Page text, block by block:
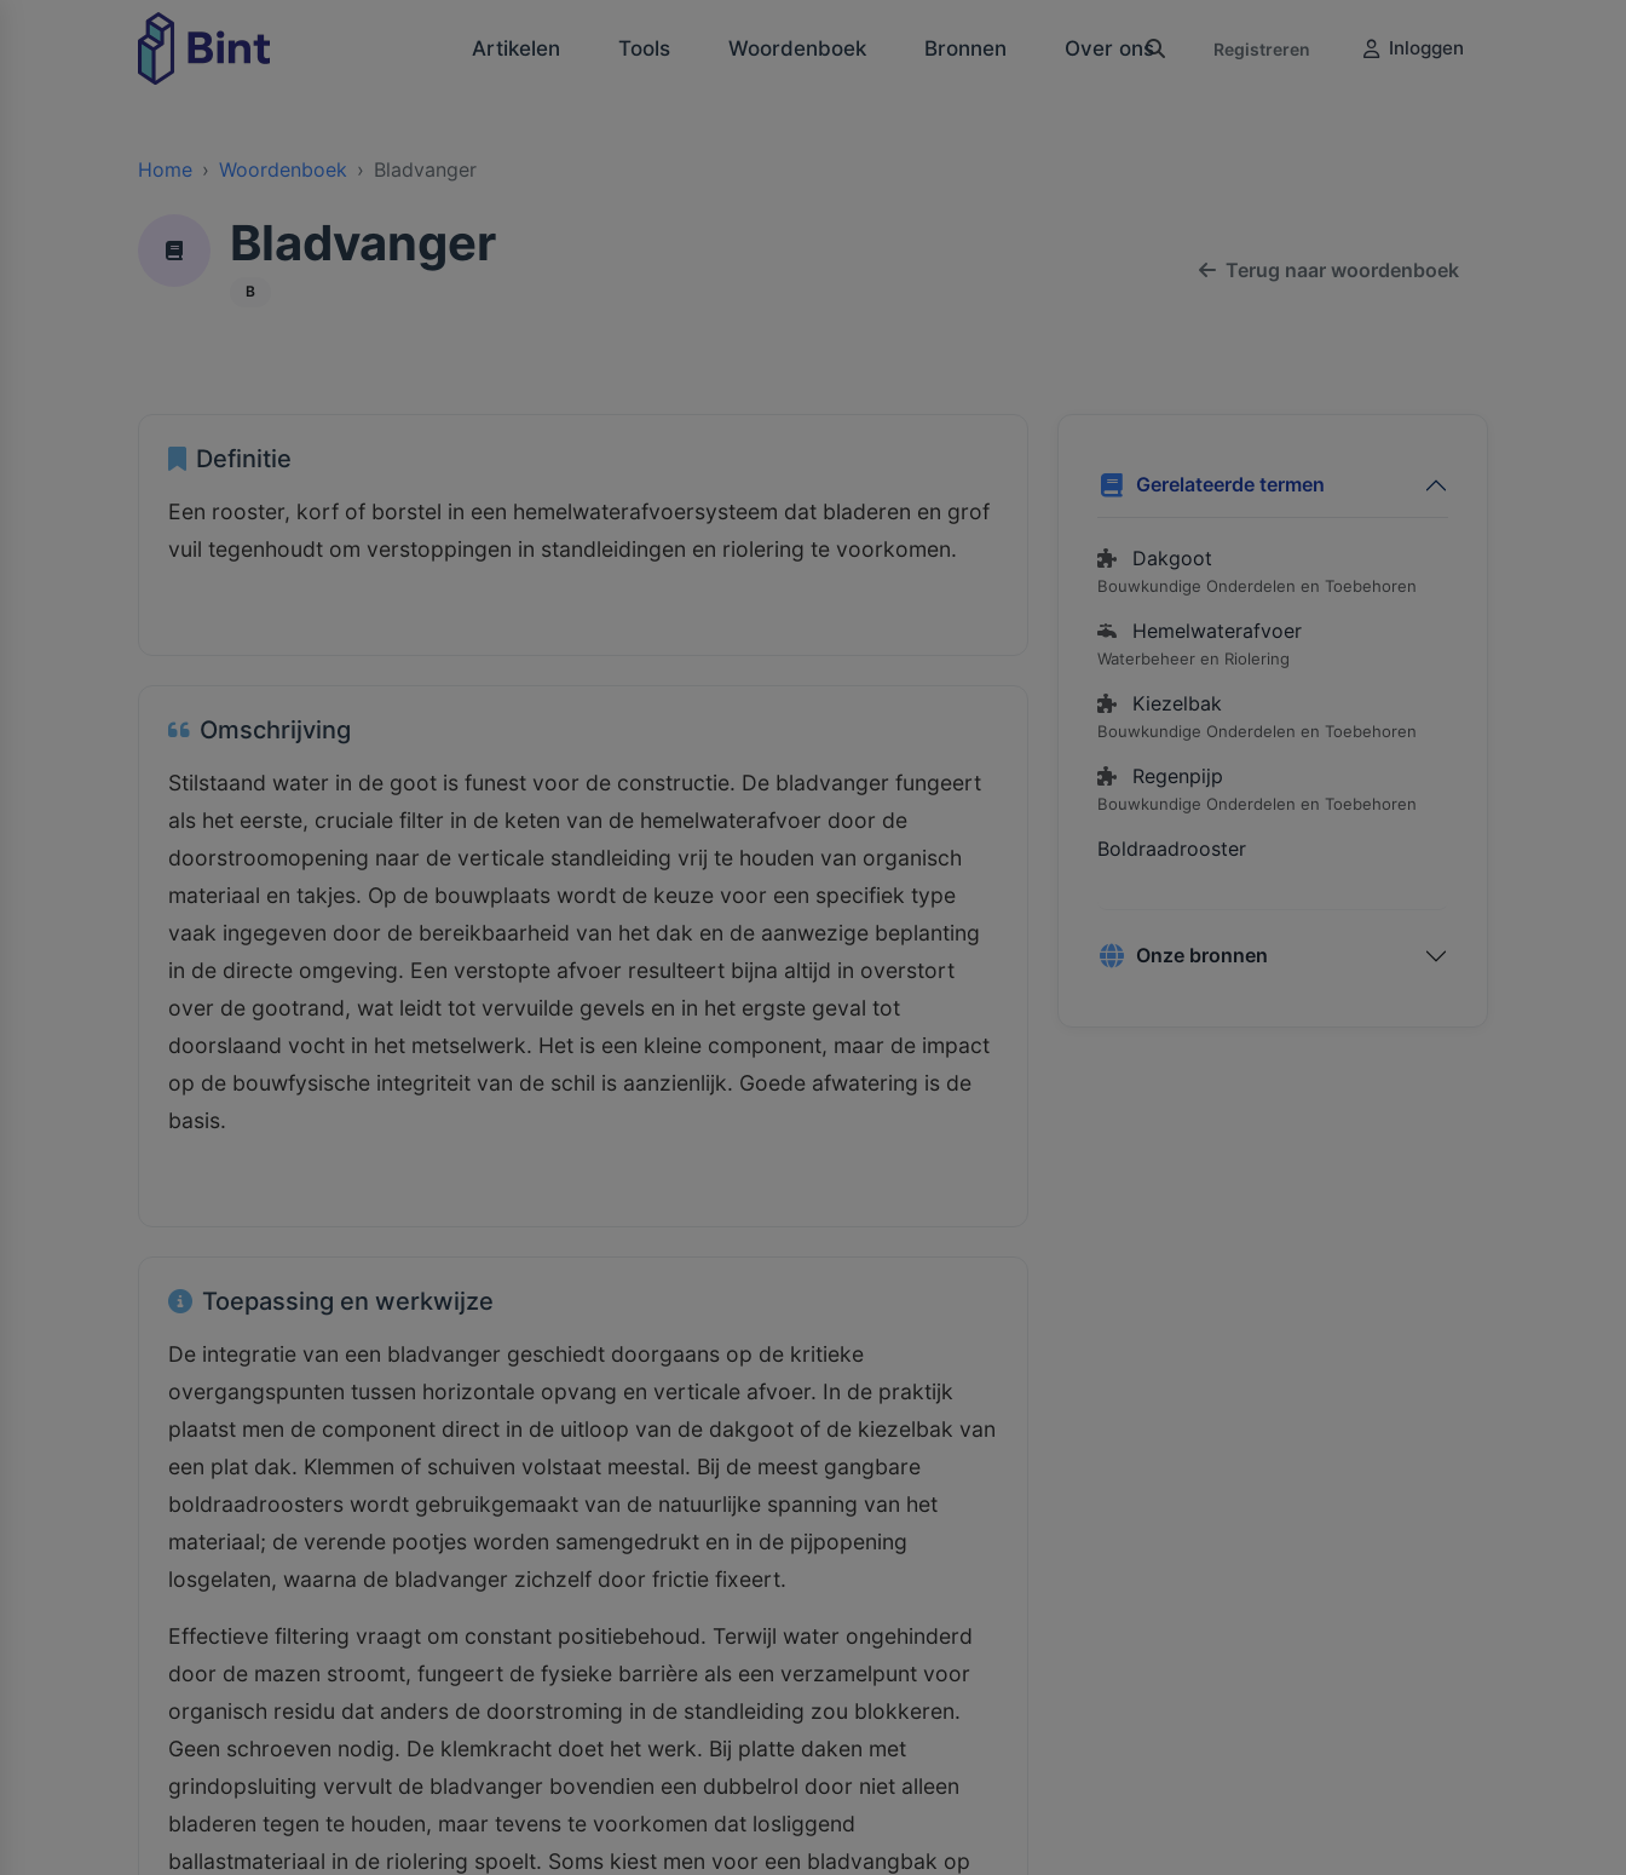
Artikelen Tools Woordenboek Bronnen Over ons Registreren Inloggen
Home Woordenboek Bladvanger
Bladvanger
B
Terug naar woordenboek
Definitie
Een rooster, korf of borstel in een hemelwaterafvoersysteem dat bladeren en grof
vuil tegenhoudt om verstoppingen in standleidingen en riolering te voorkomen.
Omschrijving
Stilstaand water in de goot is funest voor de constructie. De bladvanger fungeert
als het eerste, cruciale filter in de keten van de hemelwaterafvoer door de
doorstroomopening naar de verticale standleiding vrij te houden van organisch
materiaal en takjes. Op de bouwplaats wordt de keuze voor een specifiek type
vaak ingegeven door de bereikbaarheid van het dak en de aanwezige beplanting
in de directe omgeving. Een verstopte afvoer resulteert bijna altijd in overstort
over de gootrand, wat leidt tot vervuilde gevels en in het ergste geval tot
doorslaand vocht in het metselwerk. Het is een kleine component, maar de impact
op de bouwfysische integriteit van de schil is aanzienlijk. Goede afwatering is de
basis.
Toepassing en werkwijze
De integratie van een bladvanger geschiedt doorgaans op de kritieke
overgangspunten tussen horizontale opvang en verticale afvoer. In de praktijk
plaatst men de component direct in de uitloop van de dakgoot of de kiezelbak van
een plat dak. Klemmen of schuiven volstaat meestal. Bij de meest gangbare
boldraadroosters wordt gebruikgemaakt van de natuurlijke spanning van het
materiaal; de verende pootjes worden samengedrukt en in de pijpopening
losgelaten, waarna de bladvanger zichzelf door frictie fixeert.
Effectieve filtering vraagt om constant positiebehoud. Terwijl water ongehinderd
door de mazen stroomt, fungeert de fysieke barrière als een verzamelpunt voor
organisch residu dat anders de doorstroming in de standleiding zou blokkeren.
Geen schroeven nodig. De klemkracht doet het werk. Bij platte daken met
grindopsluiting vervult de bladvanger bovendien een dubbelrol door niet alleen
bladeren tegen te houden, maar tevens te voorkomen dat losliggend
ballastmateriaal in de riolering spoelt. Soms kiest men voor een bladvangbak op
Gerelateerde termen
Dakgoot
Bouwkundige Onderdelen en Toebehoren
Hemelwaterafvoer
Waterbeheer en Riolering
Kiezelbak
Bouwkundige Onderdelen en Toebehoren
Regenpijp
Bouwkundige Onderdelen en Toebehoren
Boldraadrooster
Onze bronnen